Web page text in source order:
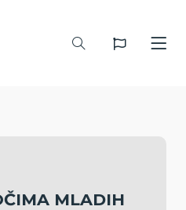
MLADIH